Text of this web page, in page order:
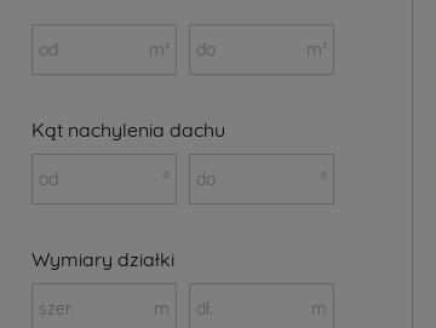
od m² do m²
Kąt nachylenia dachu
od ° do °
Wymiary działki
szer. m dł. m